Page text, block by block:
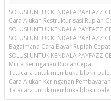
SOLUSI UNTUK KENDALA PAYFAZZ
Cara Ajukan Restrukturisasi Rupiah
SOLUSI UNTUK KENDALA PAYFAZZ
SOLUSI UNTUK KENDALA PAYFAZZ
Bagaimana Cara Bayar Rupiah
SOLUSI UNTUK KENDALA PAYFAZZ
Minta Keringanan RupiahCepat
Tatacara untuk membuka blokir
Cara Ajukan Keringanan
Tatacara untuk membuka blokir